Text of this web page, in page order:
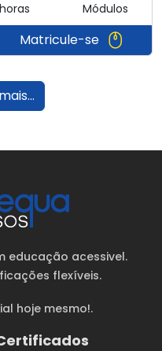
horas
Módulos
Matricule-se
educação acessivel.
flexíveis.
hoje mesmo!.